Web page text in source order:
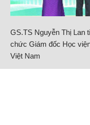
GS.TS Nguyễn Thị Lan
chức Giám đốc Học
Việt Nam